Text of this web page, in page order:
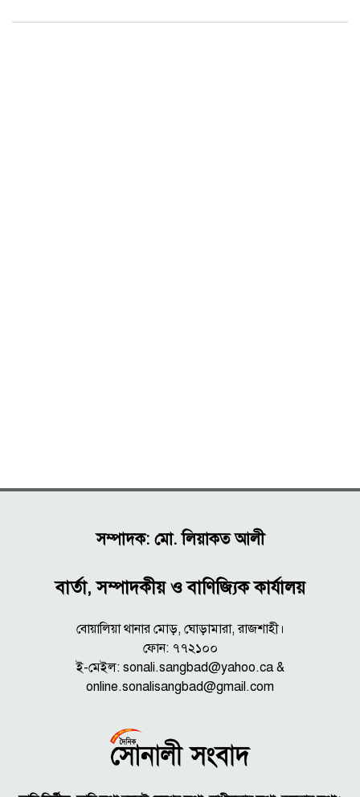
সম্পাদক: মো. লিয়াকত আলী
বার্তা, সম্পাদকীয় ও বাণিজ্যিক কার্যালয়
বোয়ালিয়া থানার মোড়, ঘোড়ামারা, রাজশাহী।
ফোন: ৭৭২১০০
ই-মেইল: sonali.sangbad@yahoo.ca &
online.sonalisangbad@gmail.com